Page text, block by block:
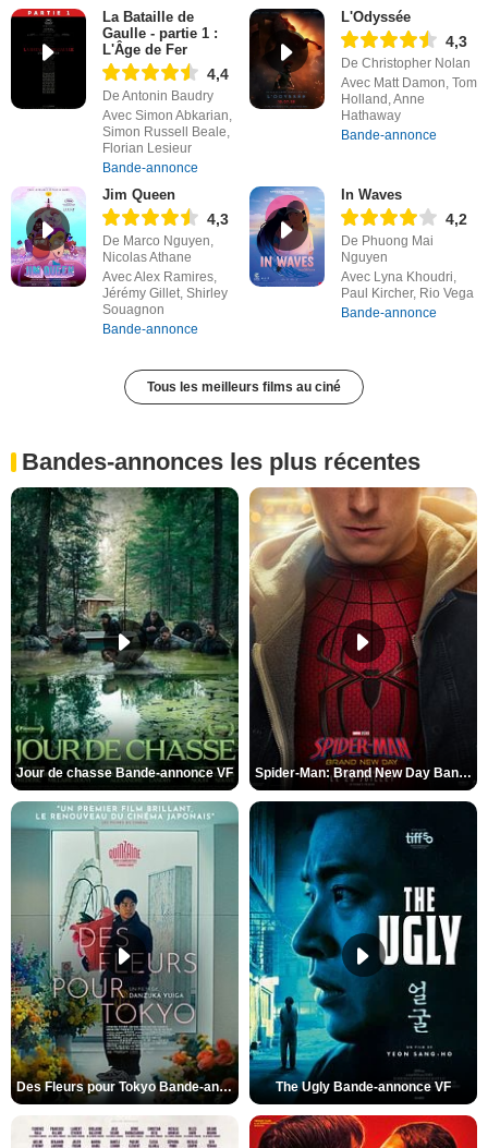
La Bataille de
Gaulle - partie 1 :
L'Âge de Fer
4,4
De Antonin Baudry
Avec Simon Abkarian,
Simon Russell Beale,
Florian Lesieur
Bande-annonce
L'Odyssée
4,3
De Christopher Nolan
Avec Matt Damon, Tom
Holland, Anne
Hathaway
Bande-annonce
Jim Queen
4,3
De Marco Nguyen,
Nicolas Athane
Avec Alex Ramires,
Jérémy Gillet, Shirley
Souagnon
Bande-annonce
In Waves
4,2
De Phuong Mai
Nguyen
Avec Lyna Khoudri,
Paul Kircher, Rio Vega
Bande-annonce
Tous les meilleurs films au ciné
Bandes-annonces les plus récentes
Jour de chasse Bande-annonce VF Spider-Man: Brand New Day Bande-annonce (3) VO STFR
Des Fleurs pour Tokyo Bande-annonce VO STFR The Ugly Bande-annonce VF